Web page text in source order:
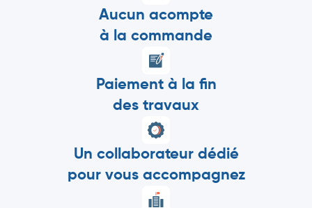
Aucun acompte
à la commande
Paiement à la fin
des travaux
Un collaborateur dédié
pour vous accompagnez